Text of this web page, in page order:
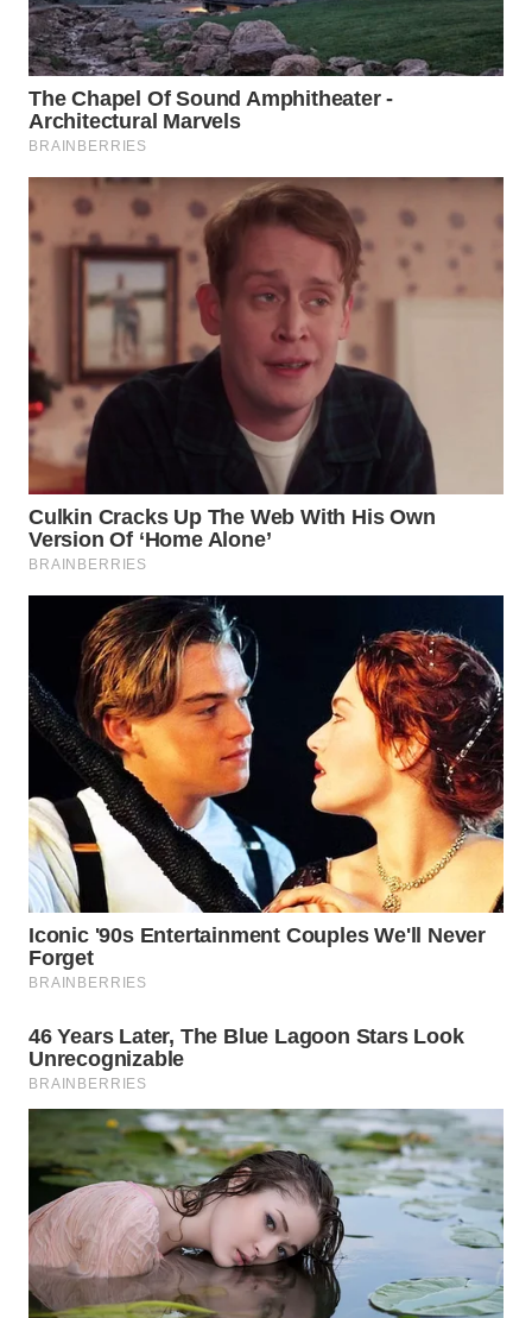
TENGAH
WN DELI
SERDANG
TEBING
TINGGI
PAKPAK
WN
KARAWANG
WN
BEKASI
WN
BOGOR
WN
DEPOK
WN
TAPANULI
UTARA
WN
SAMOSIR
WN
PADANG
LAWAS
WN
SUMEDANG
WN
CIANJUR
WN
KEPULAUAN
SERIBU